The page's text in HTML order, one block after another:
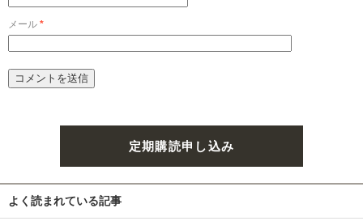
メール *
定期購読申し込み
よく読まれている記事